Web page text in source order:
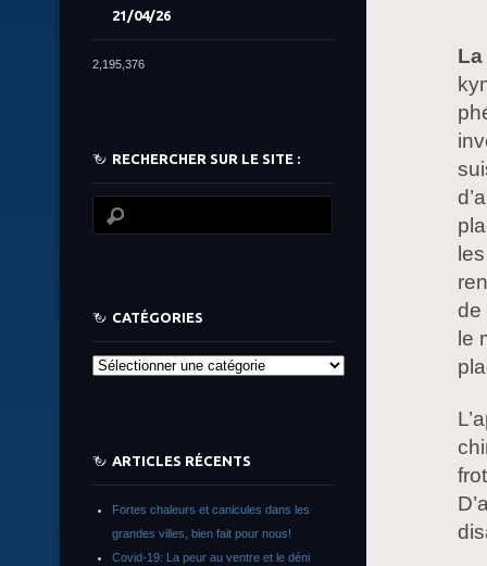
de
le
21/04/26
2,195,376
RECHERCHER SUR LE SITE :
CATÉGORIES
Catégories
ARTICLES RÉCENTS
Fortes chaleurs et canicules dans les
grandes villes, bien fait pour nous!
Covid-19: La peur au ventre et le déni